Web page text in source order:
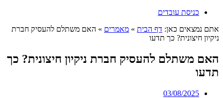
כניסת עובדים
אתם נמצאים כאן: דף הבית » מאמרים » האם משתלם להעסיק חברת
ניקיון חיצונית? כך תדעו
האם משתלם להעסיק חברת ניקיון חיצונית? כך
תדעו
03/08/2025